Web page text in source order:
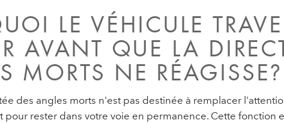
LE VÉHICULE
AVANT QUE LA
MORTS NE RÉAGISSE?
des angles morts n'est pas destinée à remplacer
pour rester dans votre voie en permanence. Cette